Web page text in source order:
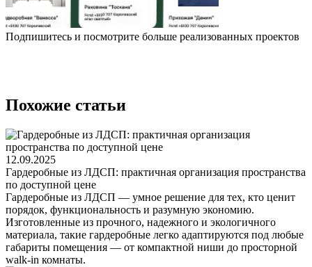
Подпишитесь и посмотрите больше реализованных проектов
Похожие статьи
12.09.2025
Гардеробные из ЛДСП: практичная организация пространства
по доступной цене
Гардеробные из ЛДСП — умное решение для тех, кто ценит
порядок, функциональность и разумную экономию.
Изготовленные из прочного, надежного и экологичного
материала, такие гардеробные легко адаптируются под любые
габариты помещения — от компактной ниши до просторной
walk-in комнаты.